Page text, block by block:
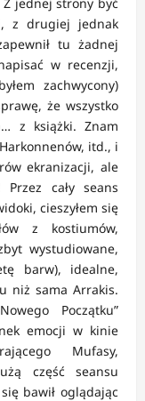
z drugiej jednak
tu żadnej
w recenzji,
zachwycony)
że wszystko
z książki. Znam
itd., i
ekranizacji, ale
cały seans
cieszyłem się
z kostiumów,
wystudiowane,
barw), idealne,
niż sama Arrakis.
Początku”
emocji w kinie
Mufasy,
część seansu
bawił oglądając